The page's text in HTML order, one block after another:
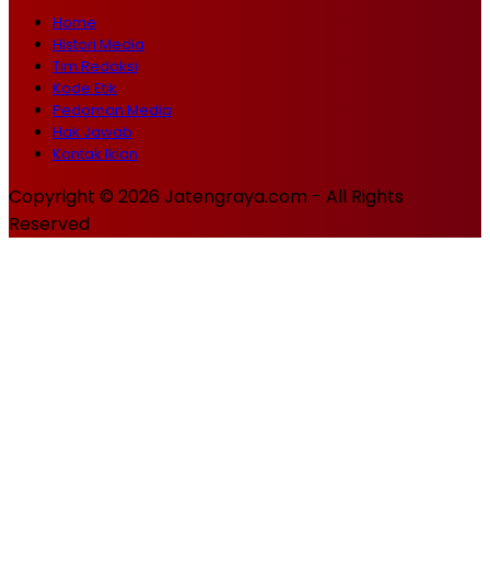
Home
Histori Media
Tim Redaksi
Kode Etik
Pedoman Media
Hak Jawab
Kontak Iklan
Copyright © 2026 Jatengraya.com - All Rights
Reserved